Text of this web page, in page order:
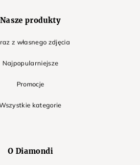
Nasze produkty
z własnego zdjęcia
Najpopularniejsze
Promocje
kategorie
O Diamondi